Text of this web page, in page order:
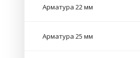
Арматура 22 мм
Арматура 25 мм